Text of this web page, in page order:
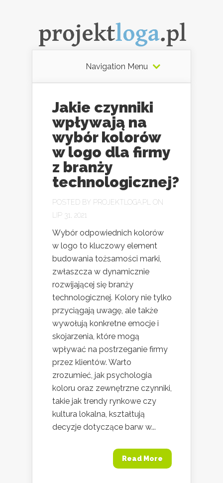
Navigation Menu
Jakie czynniki
wpływają na
wybór kolorów
w logo dla firmy
z branży
technologicznej?
POSTED BY PROJEKTLOGA.PL
ON
LIP 31, 2021
Wybór odpowiednich kolorów
w logo to kluczowy element
budowania tożsamości marki,
zwłaszcza w dynamicznie
rozwijającej się branży
technologicznej. Kolory nie tylko
przyciągają uwagę, ale także
wywołują konkretne emocje i
skojarzenia, które mogą
wpływać na postrzeganie firmy
przez klientów. Warto
zrozumieć, jak psychologia
koloru oraz zewnętrzne czynniki,
takie jak trendy rynkowe czy
kultura lokalna, kształtują
decyzje dotyczące barw w...
Read More